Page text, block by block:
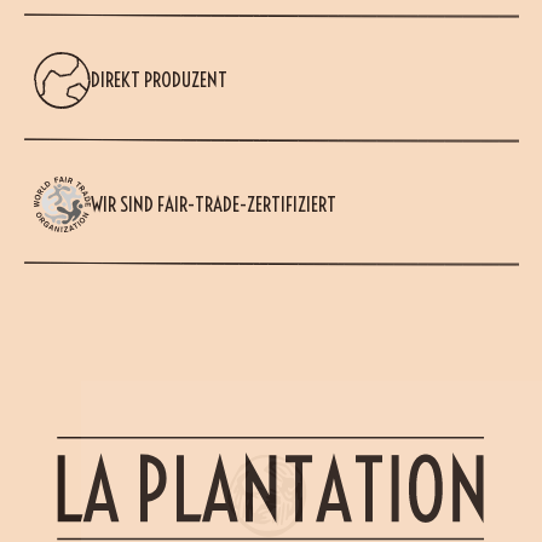
DIREKT PRODUZENT
WIR SIND FAIR-TRADE-ZERTIFIZIERT